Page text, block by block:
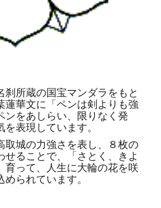
所蔵の国宝マンダラをもと
蓮華文に「ペンは剣よりも強
ンをあしらい、限りなく発
表現しています。
取城の力強さを表し、８枚の
ることで、「さとく、きよ
育って、人生に大輪の花を咲
られています。